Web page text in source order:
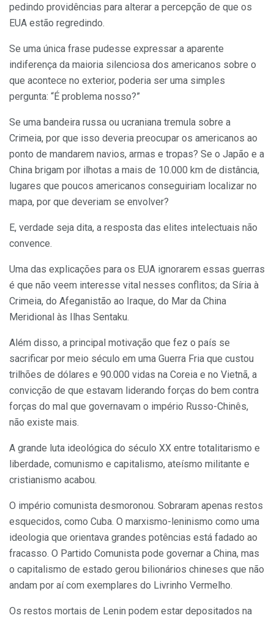
pedindo providências para alterar a percepção de que os
EUA estão regredindo.
Se uma única frase pudesse expressar a aparente
indiferença da maioria silenciosa dos americanos sobre o
que acontece no exterior, poderia ser uma simples
pergunta: “É problema nosso?”
Se uma bandeira russa ou ucraniana tremula sobre a
Crimeia, por que isso deveria preocupar os americanos ao
ponto de mandarem navios, armas e tropas? Se o Japão e a
China brigam por ilhotas a mais de 10.000 km de distância,
lugares que poucos americanos conseguiriam localizar no
mapa, por que deveriam se envolver?
E, verdade seja dita, a resposta das elites intelectuais não
convence.
Uma das explicações para os EUA ignorarem essas guerras
é que não veem interesse vital nesses conflitos; da Síria à
Crimeia, do Afeganistão ao Iraque, do Mar da China
Meridional às Ilhas Sentaku.
Além disso, a principal motivação que fez o país se
sacrificar por meio século em uma Guerra Fria que custou
trilhões de dólares e 90.000 vidas na Coreia e no Vietnã, a
convicção de que estavam liderando forças do bem contra
forças do mal que governavam o império Russo-Chinês,
não existe mais.
A grande luta ideológica do século XX entre totalitarismo e
liberdade, comunismo e capitalismo, ateísmo militante e
cristianismo acabou.
O império comunista desmoronou. Sobraram apenas restos
esquecidos, como Cuba. O marxismo-leninismo como uma
ideologia que orientava grandes potências está fadado ao
fracasso. O Partido Comunista pode governar a China, mas
o capitalismo de estado gerou bilionários chineses que não
andam por aí com exemplares do Livrinho Vermelho.
Os restos mortais de Lenin podem estar depositados na